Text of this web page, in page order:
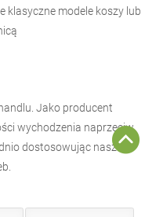
klasyczne modele koszy lub
Jako producent
wychodzenia naprzeciw
dostosowując nasze